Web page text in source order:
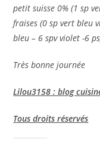
petit suisse 0% (1 sp
fraises (0 sp vert bleu
bleu – 6 spv violet -6
Très bonne journée
Lilou3158 : blog
Tous droits réservés